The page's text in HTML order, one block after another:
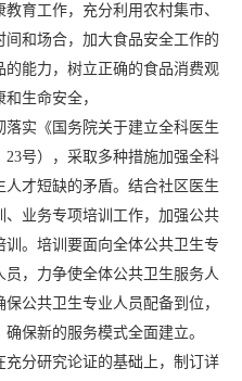
育工作，充分利用农村集市、
和场合，加大食品安全工作的
能力，树立正确的食品消费观
生命安全，
实《国务院关于建立全科医生
23号），采取多种措施加强全科
人才短缺的矛盾。结合社区医生
业务专项培训工作，加强公共
训。培训要面向全体公共卫生专
，力争使全体公共卫生服务人
公共卫生专业人员配备到位，
保新的服务模式全面建立。
分研究论证的基础上，制订详